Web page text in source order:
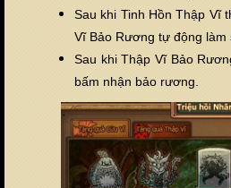
Sau khi Tinh Hồn Thập Vĩ
Vĩ Bảo Rương tự động làm
Sau khi Thập Vĩ Bảo
bấm nhận bảo rương.